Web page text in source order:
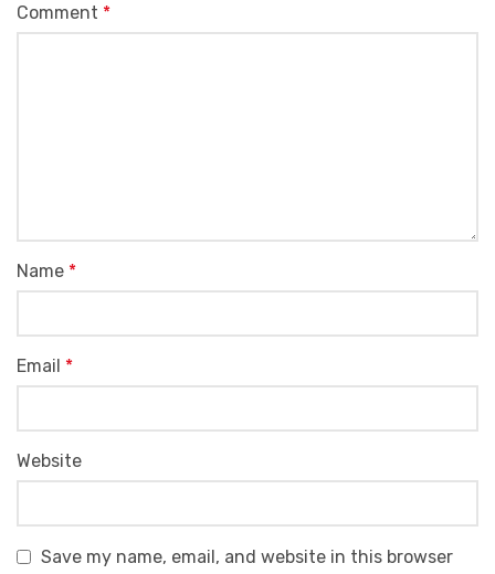
Comment *
Name *
Email *
Website
Save my name, email, and website in this browser